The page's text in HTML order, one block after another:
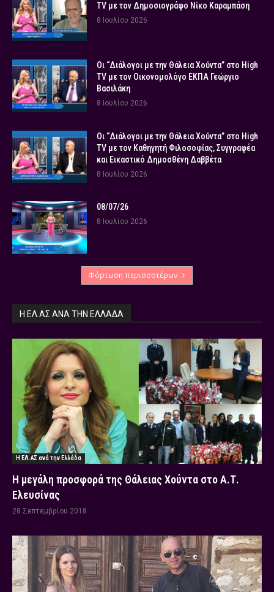
TV με τον Δημοσιογράφο Νίκο Καραμπάση
8 Ιουλίου 2026
Οι “Διάλογοι με την Θάλεια Χούντα” στο High
TV με τον Οικονομολόγο ΕΚΠΑ Γεώργιο
Βασιλάκη
8 Ιουλίου 2026
Οι “Διάλογοι με την Θάλεια Χούντα” στο High
TV με τον Καθηγητή Φιλοσοφίας, Συγγραφέα
και Εικαστικό Δημοσθένη Δαββέτα
8 Ιουλίου 2026
08/07/26
8 Ιουλίου 2026
Φόρτωση περισσοτέρων
Η ΕΛ.ΑΣ ΑΝΆ ΤΗΝ ΕΛΛΆΔΑ
Η ΕΛ.ΑΣ ανά την Ελλάδα
Η μεγάλη προσφορά της Θάλειας Χούντα στο Α.Τ.
Ελευσίνας
28 Σεπτεμβρίου 2018